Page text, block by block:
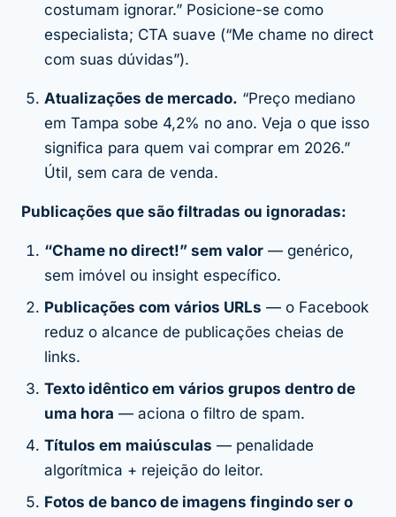
costumam ignorar.” Posicione-se como
especialista; CTA suave (“Me chame no direct
com suas dúvidas”).
Atualizações de mercado. “Preço mediano
em Tampa sobe 4,2% no ano. Veja o que isso
significa para quem vai comprar em 2026.”
Útil, sem cara de venda.
Publicações que são filtradas ou ignoradas:
“Chame no direct!” sem valor — genérico,
sem imóvel ou insight específico.
Publicações com vários URLs — o Facebook
reduz o alcance de publicações cheias de
links.
Texto idêntico em vários grupos dentro de
uma hora — aciona o filtro de spam.
Títulos em maiúsculas — penalidade
algorítmica + rejeição do leitor.
Fotos de banco de imagens fingindo ser o